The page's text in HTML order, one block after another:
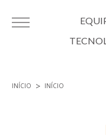
INÍCIO INÍCIO